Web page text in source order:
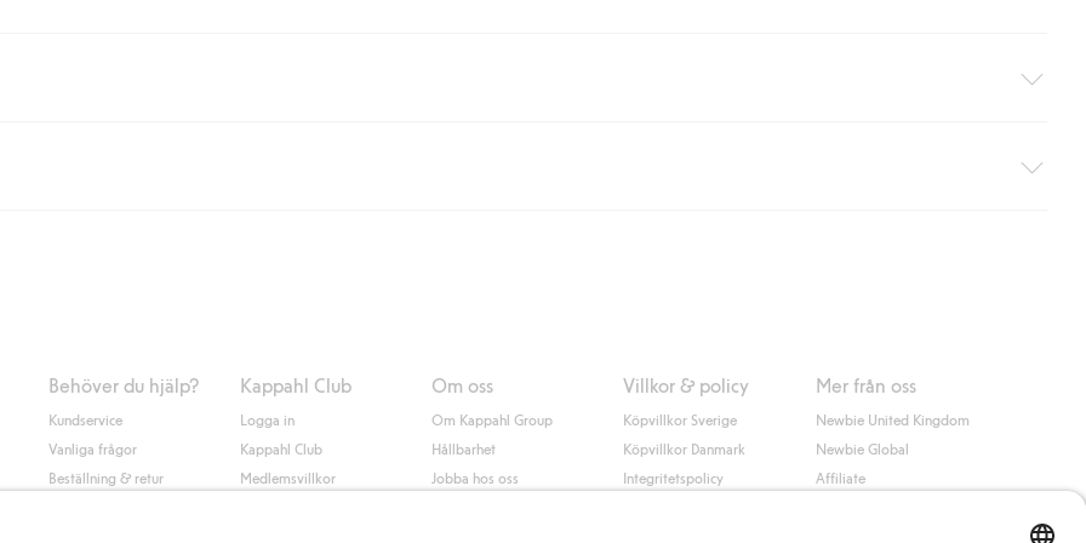
du handlar för över 500kr med leverans till ombud eller paketbox (gäller ej hemleverans). Frakten tas bort per automatik efter du
Behöver du hjälp?
Kundservice
Vanliga frågor
Beställning & retur
Kappahl Club
Logga in
Kappahl Club
Medlemsvillkor
Om oss
Om Kappahl Group
Hållbarhet
Jobba hos oss
Villkor & policy
Köpvillkor Sverige
Köpvillkor Danmark
Integritetspolicy
Mer från oss
Newbie United Kingdom
Newbie Global
Affiliate